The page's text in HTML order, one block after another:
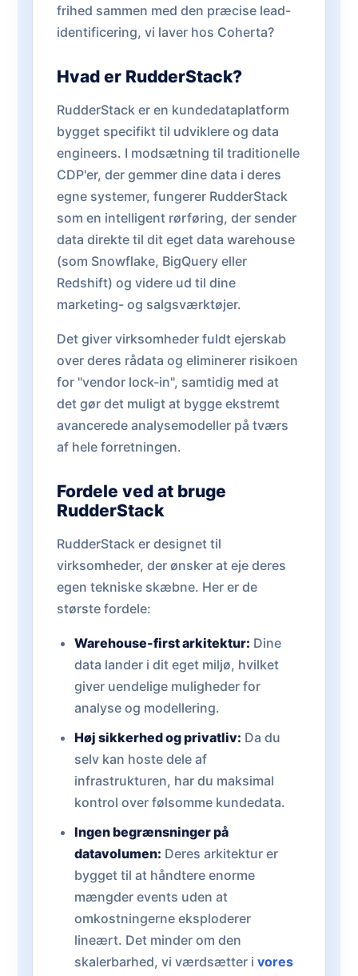
frihed sammen med den præcise lead-
identificering, vi laver hos Coherta?
Hvad er RudderStack?
RudderStack er en kundedataplatform
bygget specifikt til udviklere og data
engineers. I modsætning til traditionelle
CDP'er, der gemmer dine data i deres
egne systemer, fungerer RudderStack
som en intelligent rørføring, der sender
data direkte til dit eget data warehouse
(som Snowflake, BigQuery eller
Redshift) og videre ud til dine
marketing- og salgsværktøjer.
Det giver virksomheder fuldt ejerskab
over deres rådata og eliminerer risikoen
for "vendor lock-in", samtidig med at
det gør det muligt at bygge ekstremt
avancerede analysemodeller på tværs
af hele forretningen.
Fordele ved at bruge
RudderStack
RudderStack er designet til
virksomheder, der ønsker at eje deres
egen tekniske skæbne. Her er de
største fordele:
Warehouse-first arkitektur: Dine
data lander i dit eget miljø, hvilket
giver uendelige muligheder for
analyse og modellering.
Høj sikkerhed og privatliv: Da du
selv kan hoste dele af
infrastrukturen, har du maksimal
kontrol over følsomme kundedata.
Ingen begrænsninger på
datavolumen: Deres arkitektur er
bygget til at håndtere enorme
mængder events uden at
omkostningerne eksploderer
lineært. Det minder om den
skalerbarhed, vi værdsætter i vores